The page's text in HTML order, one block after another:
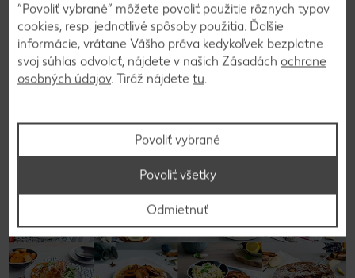
Späť na prehľad
“Povoliť vybrané” môžete povoliť použitie rôznych typov
cookies, resp. jednotlivé spôsoby použitia. Ďalšie
informácie, vrátane Vášho práva kedykoľvek bezplatne
svoj súhlas odvolať, nájdete v našich Zásadách ochrane
osobných údajov. Tiráž nájdete tu.
Povoliť vybrané
Odmietnuť
Povoliť všetky